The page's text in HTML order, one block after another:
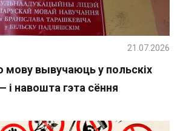
мову вывучаюць у польскіх
і навошта гэта сёння
21.07.2026